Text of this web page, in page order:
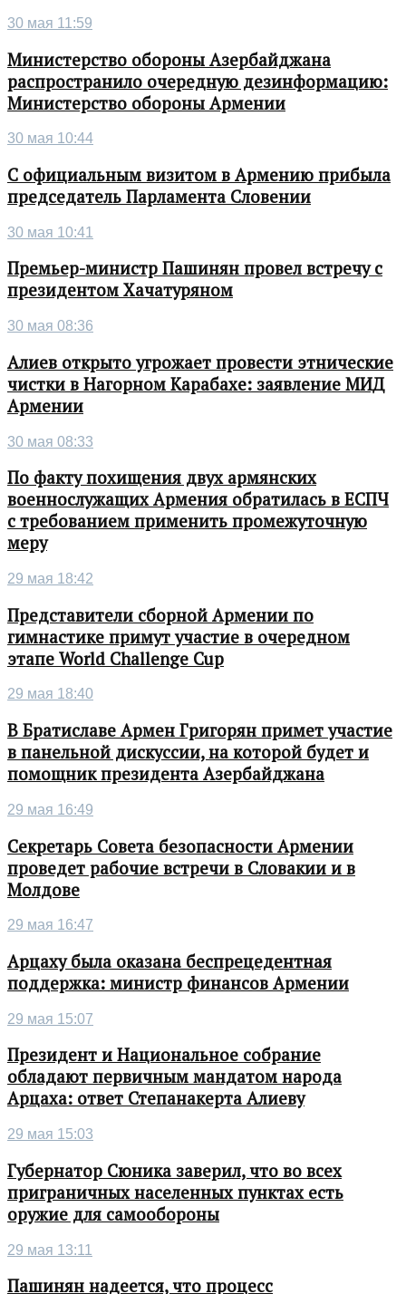
30 мая 11:59
Министерство обороны Азербайджана
распространило очередную дезинформацию:
Министерство обороны Армении
30 мая 10:44
С официальным визитом в Армению прибыла
председатель Парламента Словении
30 мая 10:41
Премьер-министр Пашинян провел встречу с
президентом Хачатуряном
30 мая 08:36
Алиев открыто угрожает провести этнические
чистки в Нагорном Карабахе: заявление МИД
Армении
30 мая 08:33
По факту похищения двух армянских
военнослужащих Армения обратилась в ЕСПЧ
с требованием применить промежуточную
меру
29 мая 18:42
Представители сборной Армении по
гимнастике примут участие в очередном
этапе World Challenge Cup
29 мая 18:40
В Братиславе Армен Григорян примет участие
в панельной дискуссии, на которой будет и
помощник президента Азербайджана
29 мая 16:49
Секретарь Совета безопасности Армении
проведет рабочие встречи в Словакии и в
Молдове
29 мая 16:47
Арцаху была оказана беспрецедентная
поддержка: министр финансов Армении
29 мая 15:07
Президент и Национальное собрание
обладают первичным мандатом народа
Арцаха: ответ Степанакерта Алиеву
29 мая 15:03
Губернатор Сюника заверил, что во всех
приграничных населенных пунктах есть
оружие для самообороны
29 мая 13:11
Пашинян надеется, что процесс